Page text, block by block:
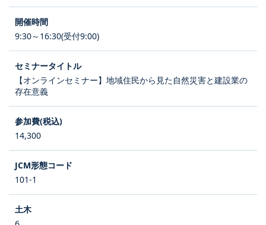
9:30～16:30(受付9:00)
【オンラインセミナー】地域住民から見た自然災害と建設業の
存在意義
14,300
101-1